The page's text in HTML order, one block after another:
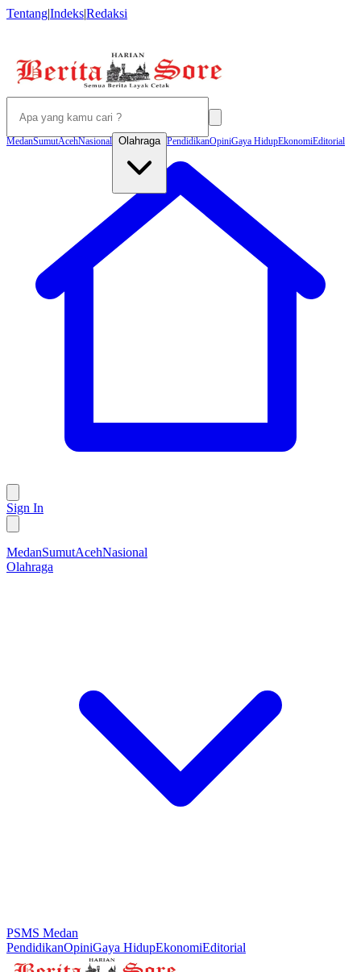
Tentang|Indeks|Redaksi
MedanSumutAcehNasional Olahraga PendidikanOpiniGaya HidupEkonomiEditorial
Sign In
MedanSumutAcehNasional
Olahraga
PSMS Medan
PendidikanOpiniGaya HidupEkonomiEditorial